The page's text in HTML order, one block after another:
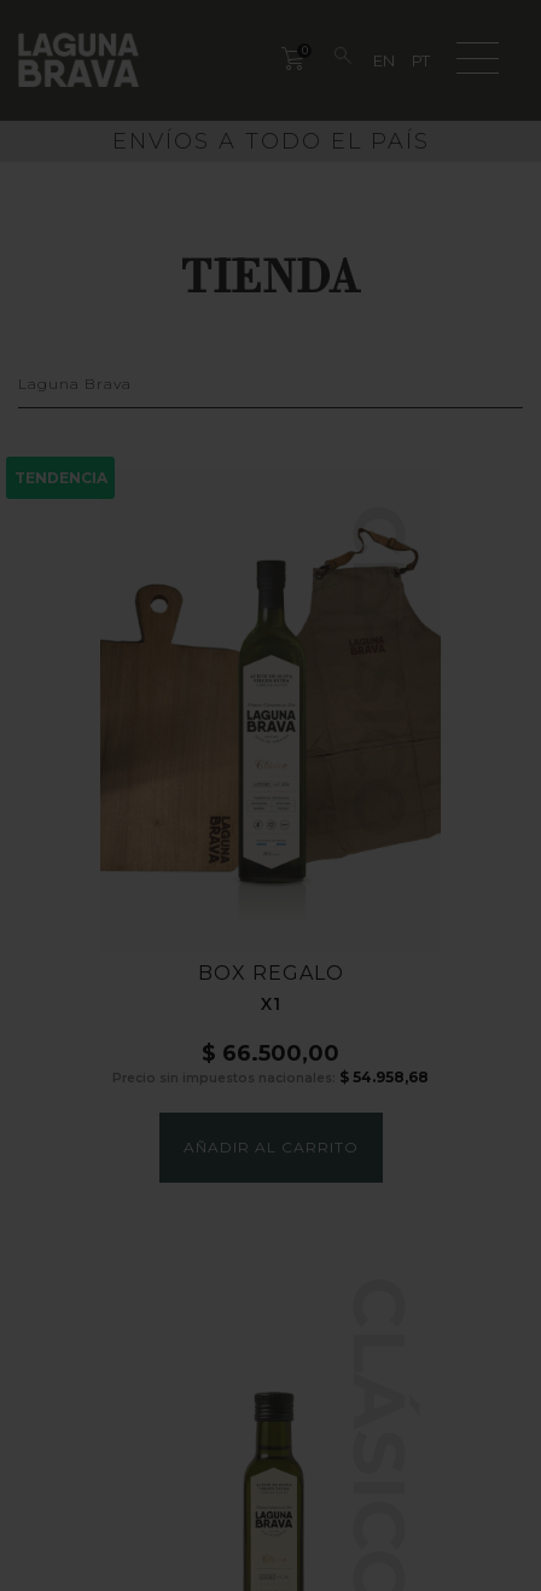
ENVÍOS A TODO EL PAÍS
TIENDA
Laguna Brava
CLÁSICO
TENDENCIA
BOX REGALO
X1
$ 66.500,00
Precio sin impuestos nacionales: $ 54.958,68
AÑADIR AL CARRITO